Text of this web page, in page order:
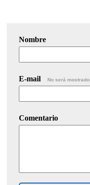
Nombre
E-mail No será mostrado.
Comentario